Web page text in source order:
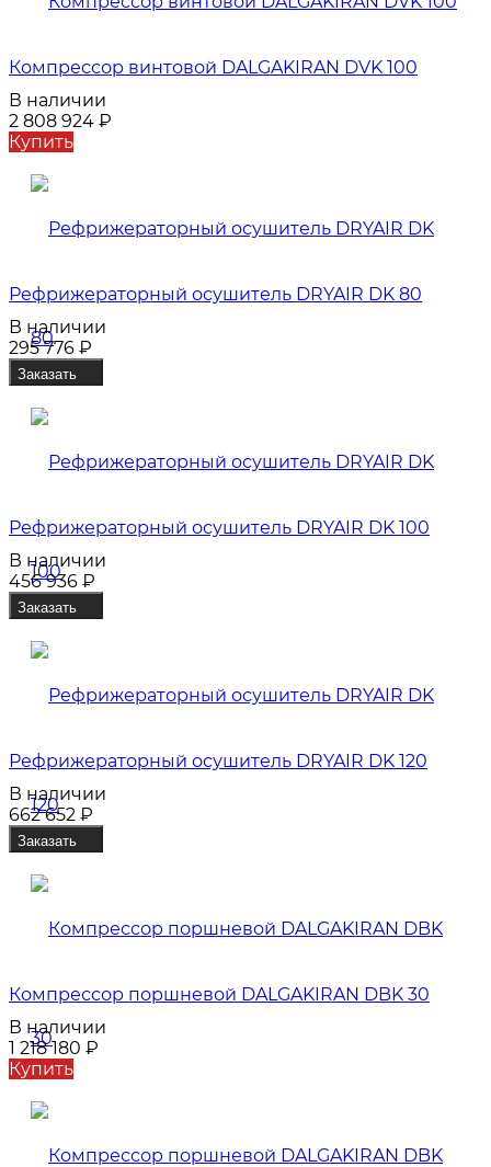
Компрессор винтовой DALGAKIRAN DVK 100
В наличии
2 808 924 ₽
Купить
Рефрижераторный осушитель DRYAIR DK 80
В наличии
295 776 ₽
Заказать
Рефрижераторный осушитель DRYAIR DK 100
В наличии
456 936 ₽
Заказать
Рефрижераторный осушитель DRYAIR DK 120
В наличии
662 652 ₽
Заказать
Компрессор поршневой DALGAKIRAN DBK 30
В наличии
1 218 180 ₽
Купить